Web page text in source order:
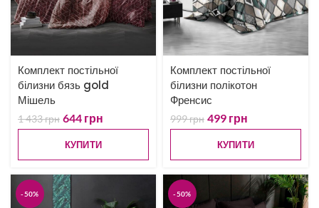
Комплект постільної
білизни бязь gold
Мішель
1 433грн 644 грн
КУПИТИ
Комплект постільної
білизни полікотон
Френсис
999грн 499 грн
КУПИТИ
-50% -50%